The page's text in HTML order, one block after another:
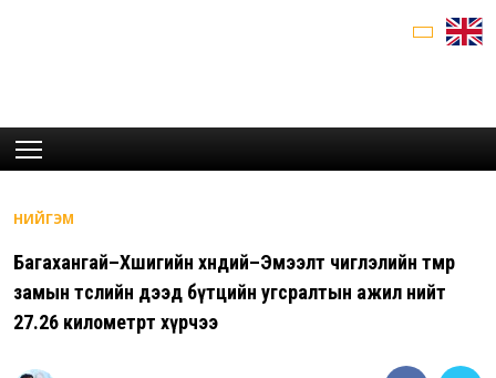
НИЙГЭМ
Багахангай–Хөшигийн хөндий–Эмээлт чиглэлийн төмөр
замын төслийн дээд бүтцийн угсралтын ажил нийт
27.26 километрт хүрчээ